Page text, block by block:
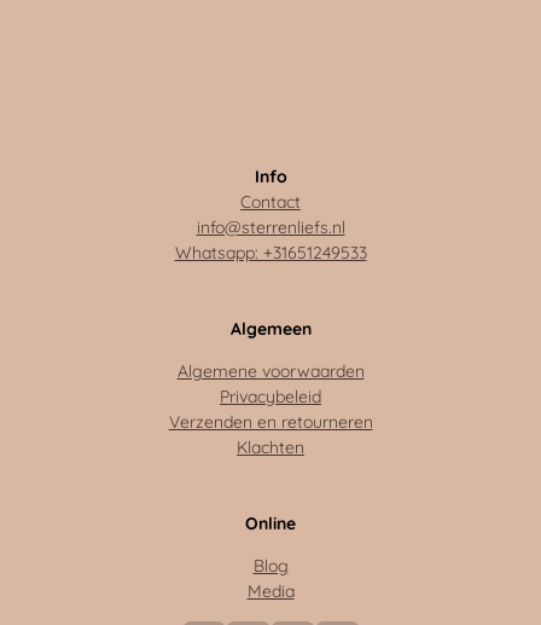
Info
Contact
info@sterrenliefs.nl
Whatsapp: +31651249533
Algemeen
Algemene voorwaarden
Privacybeleid
Verzenden en retourneren
Klachten
Online
Blog
Media